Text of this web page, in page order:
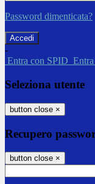
Password dimenticata?
-
Entra con SPID
Seleziona utente
button close ×
Recupero
button close ×